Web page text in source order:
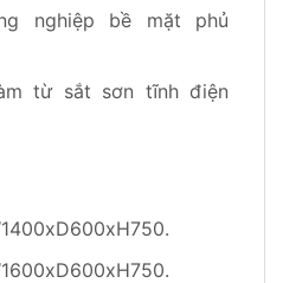
nghiệp bề mặt phủ
từ sắt sơn tĩnh điện